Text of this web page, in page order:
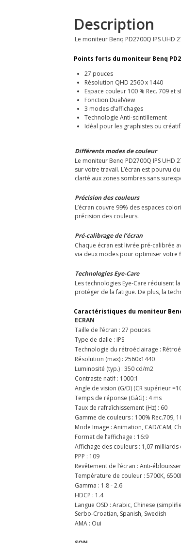
Description
Le moniteur Benq PD2700Q IPS
Points forts du moniteur Benq
27 pouces
Résolution QHD 2560 x 1440
Espace couleur 100 % Rec. 709 et
Fonction DualView
3 modes d’affichages
Technologie Anti-scintillement
Idéal pour les graphistes ou
Différents modes de couleur
Le moniteur Benq PD2700Q IPS
sur votre travail. L’écran est pourvu
clarté aux zones sombres sans
Précision des couleurs
L’écran couvre 99% des espaces
précision des couleurs.
Pré-calibrage de l’écran
Chaque écran est livrée pré-calibrée
via deux modes pour optimiser votre
Technologies Eye-Care
Les technologies Eye-Care réduisent
protéger de la fatigue. De plus, la
Caractéristiques du moniteur Benq
ECRAN
Taille de l’écran : 27 pouces
Type de dalle : IPS
Technologie du rétroéclairage :
Résolution (max) : 2560x1440
Luminosité (typ.) : 350 cd/m2
Contraste natif : 1000:1
Angle de vision (G/D) (CR supérieur
Temps de réponse (GàG) : 4 ms
Taux de rafraîchissement (Hz) : 60
Gamme de couleurs : 100% Rec.709,
Mode Image : Animation, CAD/CAM,
Format de l’affichage : 16:9
Affichage des couleurs : 1,07 milliards
PPP : 109
Revêtement de l’écran : Anti-
Température de couleur : 5700K,
Gamma : 1.8 - 2.6
HDCP : 1.4
Langue OSD : Arabic, Chinese
Serbo-Croatian, Spanish, Swedish
AMA : Oui